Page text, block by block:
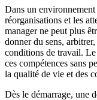
Dans un
réorganisations et les
manager ne peut plus
donner du sens,
conditions de travail.
ces compétences sans
la qualité de vie et des
Dès le démarrage, une